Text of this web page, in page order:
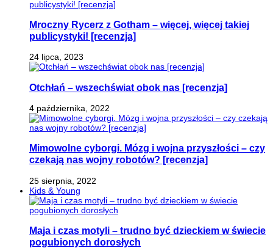
Mroczny Rycerz z Gotham – więcej, więcej takiej
publicystyki! [recenzja]
24 lipca, 2023
Otchłań – wszechświat obok nas [recenzja]
4 października, 2022
Mimowolne cyborgi. Mózg i wojna przyszłości – czy
czekają nas wojny robotów? [recenzja]
25 sierpnia, 2022
Kids & Young
Maja i czas motyli – trudno być dzieckiem w świecie
pogubionych dorosłych